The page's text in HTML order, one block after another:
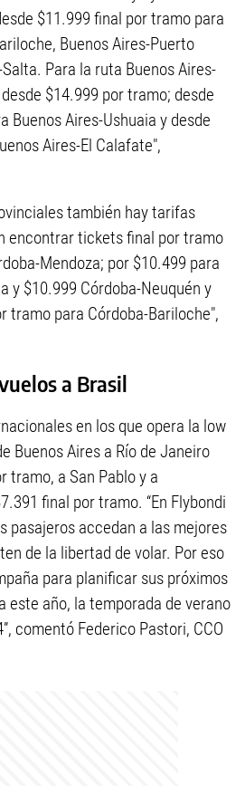
$11.999 final por tramo para
Buenos Aires-Puerto
Para la ruta Buenos Aires-
$14.999 por tramo; desde
Buenos Aires-Ushuaia y desde
Aires-El Calafate",
también hay tarifas
encontrar tickets final por tramo
Mendoza; por $10.499 para
y $10.999 Córdoba-Neuquén y
tramo para Córdoba-Bariloche",
a Brasil
en los que opera la low
Buenos Aires a Río de Janeiro
tramo, a San Pablo y a
final por tramo. “En Flybondi
pasajeros accedan a las mejores
de la libertad de volar. Por eso
para planificar sus próximos
este año, la temporada de verano
comentó Federico Pastori, CCO